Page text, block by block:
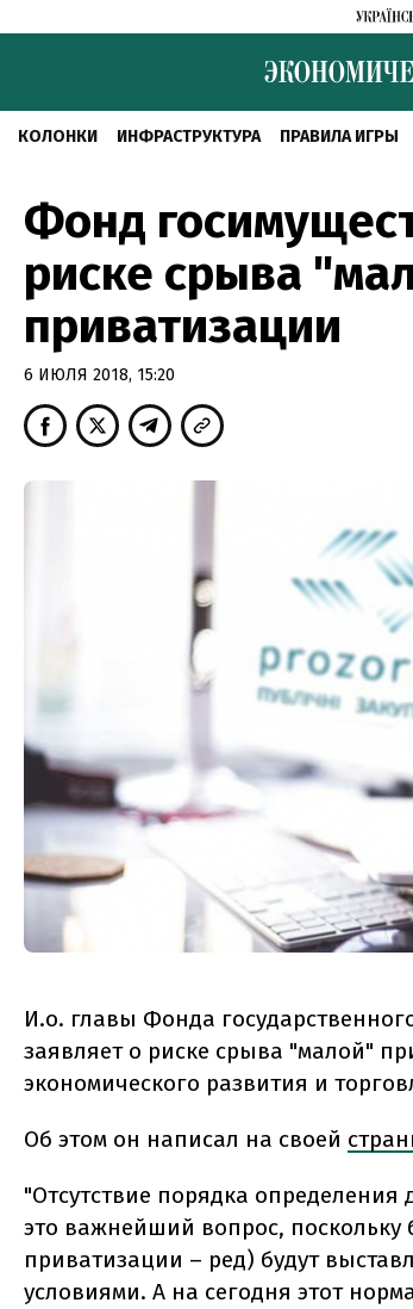
КОЛОНКИ ИНФРАСТРУКТУРА ПРАВИЛА ИГРЫ
Фонд
риске срыва
приватизации
6 ИЮЛЯ 2018, 15:20
И.о. главы Фонда
заявляет о риске срыва "малой"
экономического развития и
Об этом он написал на своей
"Отсутствие порядка
это важнейший вопрос,
приватизации – ред) будут
условиями. А на сегодня этот